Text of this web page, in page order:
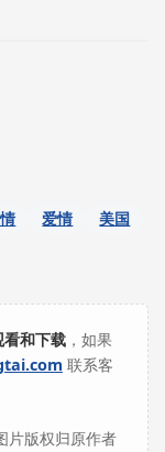
爱情
美国
和下载 ，如果
联系客
片版权归原作者